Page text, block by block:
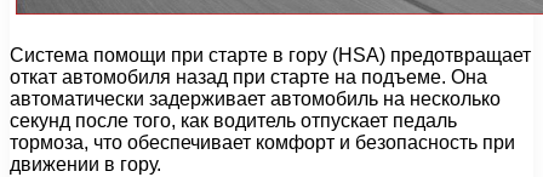
Система помощи при старте в гору (HSA) предотвращает
откат автомобиля назад при старте на подъеме. Она
автоматически задерживает автомобиль на несколько
секунд после того, как водитель отпускает педаль
тормоза, что обеспечивает комфорт и безопасность при
движении в гору.